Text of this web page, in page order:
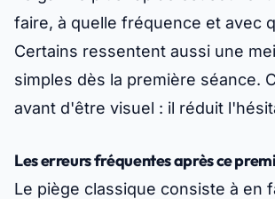
faire, à quelle fréquence et avec
Certains ressentent aussi une
simples dès la première séance.
avant d'être visuel : il réduit
Les erreurs fréquentes après ce
Le piège classique consiste à en